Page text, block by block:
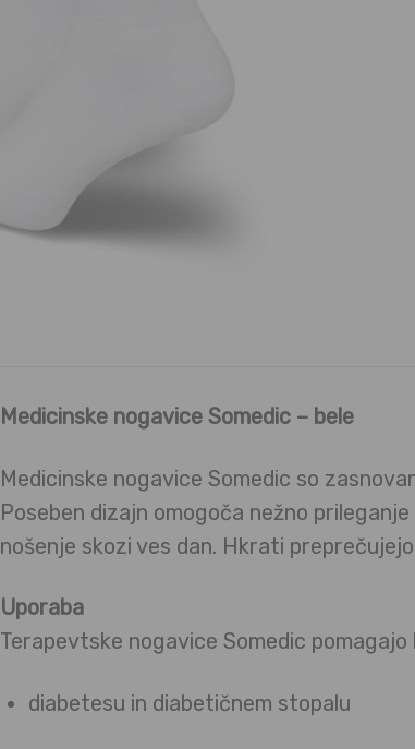
Medicinske nogavice Somedic – bele
Medicinske nogavice Somedic so
Poseben dizajn omogoča nežno
nošenje skozi ves dan. Hkrati
Uporaba
Terapevtske nogavice Somedic
diabetesu in diabetičnem stopalu